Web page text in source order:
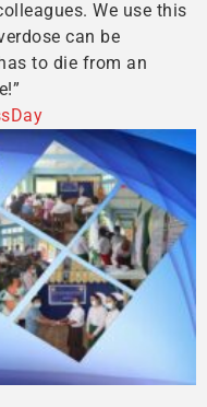
We use this
can be
to die from an